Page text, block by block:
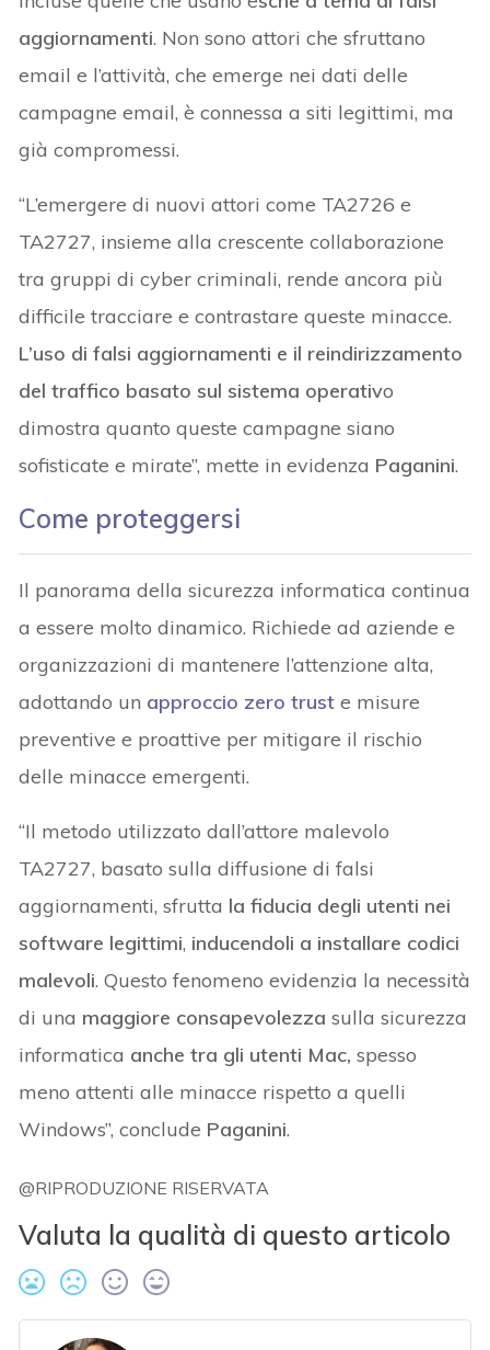
aggiornamenti. Non sono attori che sfruttano
email e l’attività, che emerge nei dati delle
campagne email, è connessa a siti legittimi, ma
già compromessi.
“L’emergere di nuovi attori come TA2726 e
TA2727, insieme alla crescente collaborazione
tra gruppi di cyber criminali, rende ancora più
difficile tracciare e contrastare queste minacce.
L’uso di falsi aggiornamenti e il reindirizzamento
del traffico basato sul sistema operativo
dimostra quanto queste campagne siano
sofisticate e mirate”, mette in evidenza Paganini.
Come proteggersi
Il panorama della sicurezza informatica continua
a essere molto dinamico. Richiede ad aziende e
organizzazioni di mantenere l’attenzione alta,
adottando un approccio zero trust e misure
preventive e proattive per mitigare il rischio
delle minacce emergenti.
“Il metodo utilizzato dall’attore malevolo
TA2727, basato sulla diffusione di falsi
aggiornamenti, sfrutta la fiducia degli utenti nei
software legittimi, inducendoli a installare codici
malevoli. Questo fenomeno evidenzia la necessità
di una maggiore consapevolezza sulla sicurezza
informatica anche tra gli utenti Mac, spesso
meno attenti alle minacce rispetto a quelli
Windows”, conclude Paganini.
@RIPRODUZIONE RISERVATA
Valuta la qualità di questo articolo